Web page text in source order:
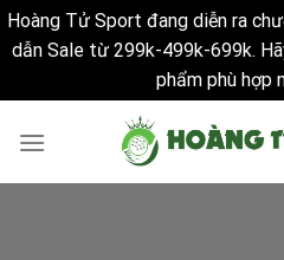
Hoàng Tử Sport đang diễn ra
dẫn Sale từ 299k-499k-699k.
phẩm phù hợp